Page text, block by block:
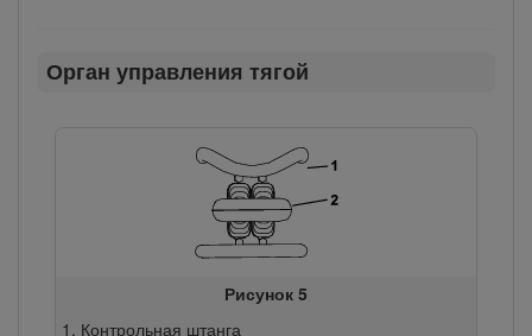
Орган управления тягой
Рисунок 5
Контрольная штанга